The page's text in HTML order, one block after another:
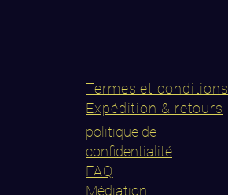
Termes et conditions
Expédition & retours
politique de
confidentialité
FAQ
Médiation